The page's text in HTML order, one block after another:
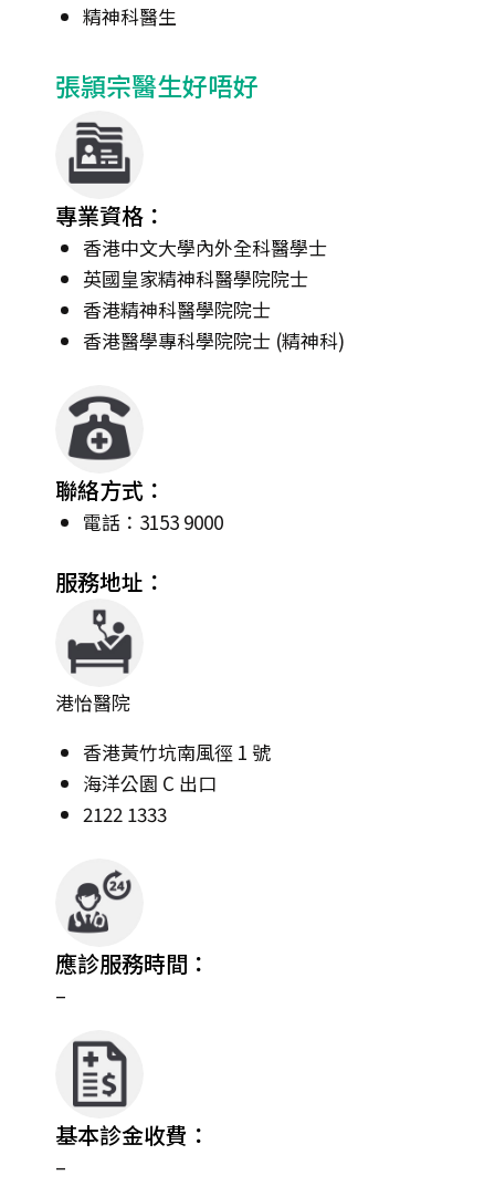
精神科醫生
張頴宗醫生好唔好
專業資格：
香港中文大學內外全科醫學士
英國皇家精神科醫學院院士
香港精神科醫學院院士
香港醫學專科學院院士 (精神科)
聯絡方式：
電話：3153 9000
服務地址：
港怡醫院
香港黃竹坑南風徑 1 號
海洋公園 C 出口
2122 1333
應診服務時間：
–
基本診金收費：
–